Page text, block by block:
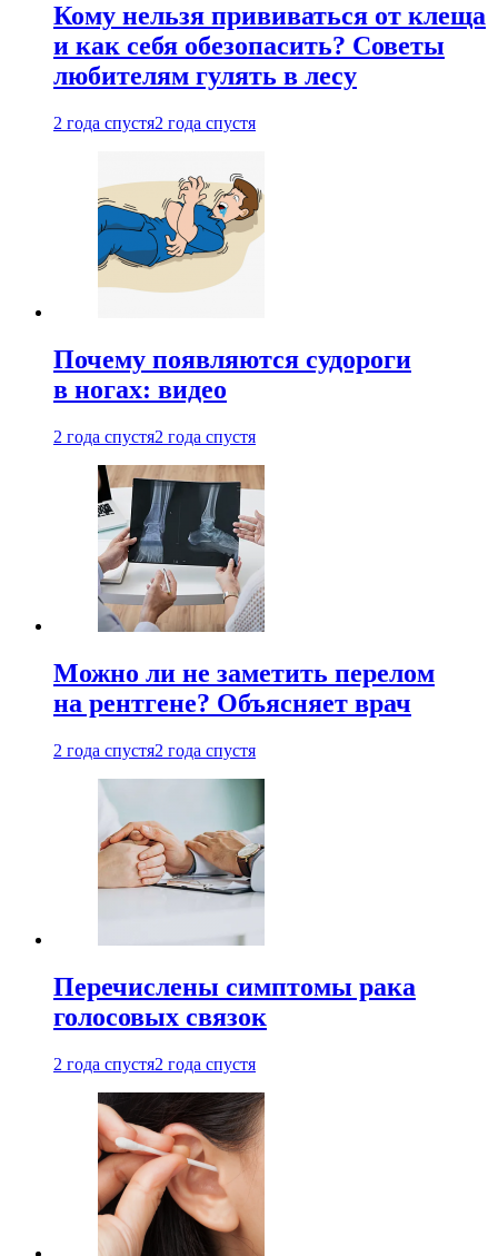
Кому нельзя прививаться от клеща
и как себя обезопасить? Советы
любителям гулять в лесу
2 года спустя2 года спустя
Почему появляются судороги
в ногах: видео
2 года спустя2 года спустя
Можно ли не заметить перелом
на рентгене? Объясняет врач
2 года спустя2 года спустя
Перечислены симптомы рака
голосовых связок
2 года спустя2 года спустя